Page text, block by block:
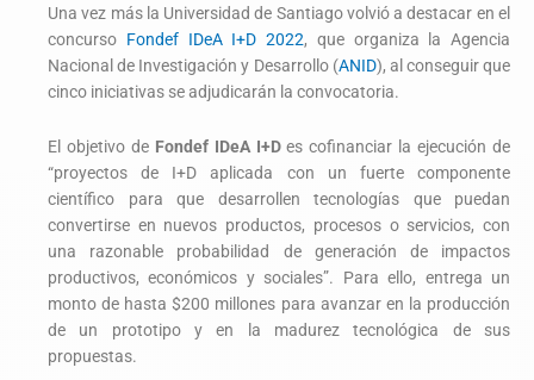
Una vez más la Universidad de Santiago volvió a destacar en el
concurso Fondef IDeA I+D 2022, que organiza la Agencia
Nacional de Investigación y Desarrollo (ANID), al conseguir que
cinco iniciativas se adjudicarán la convocatoria.
El objetivo de Fondef IDeA I+Des cofinanciar la ejecución de
“proyectos de I+D aplicada con un fuerte componente
científico para que desarrollen tecnologías que puedan
convertirse en nuevos productos, procesos o servicios, con
una razonable probabilidad de generación de impactos
productivos, económicos y sociales”. Para ello, entrega un
monto de hasta $200 millones para avanzar en la producción
de un prototipo y en la madurez tecnológica de sus
propuestas.